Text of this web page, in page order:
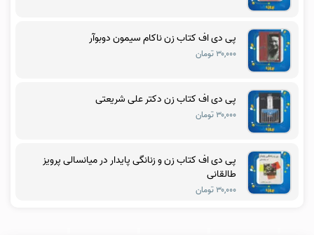
پی دی اف کتاب زن ناکام سیمون دوبوآر
۳۰,۰۰۰ تومان
پی دی اف کتاب زن دکتر علی شریعتی
۳۰,۰۰۰ تومان
پی دی اف کتاب زن و زنانگی پایدار در میانسالی پرویز
طالقانی
۳۰,۰۰۰ تومان